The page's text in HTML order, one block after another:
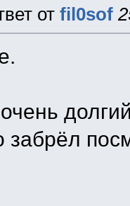
от fil0sof
забрёл